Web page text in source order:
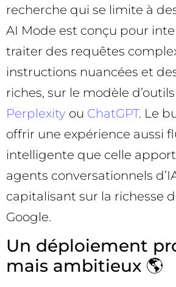
recherche qui se limite à
AI Mode est conçu pour
traiter des requêtes
instructions nuancées et
riches, sur le modèle
Perplexity ou ChatGPT. Le
offrir une expérience aussi
intelligente que celle
agents conversationnels
capitalisant sur la richesse
Google.
Un déploiement
mais ambitieux 🌎